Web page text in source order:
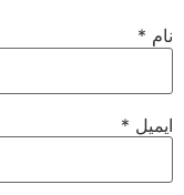
نام*
ایمیل*